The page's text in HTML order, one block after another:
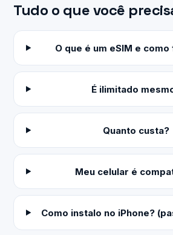
Tudo o que você
O que é um eSIM e
É ilimitado
Quanto custa?
Meu celular é
Como instalo no iPhone?